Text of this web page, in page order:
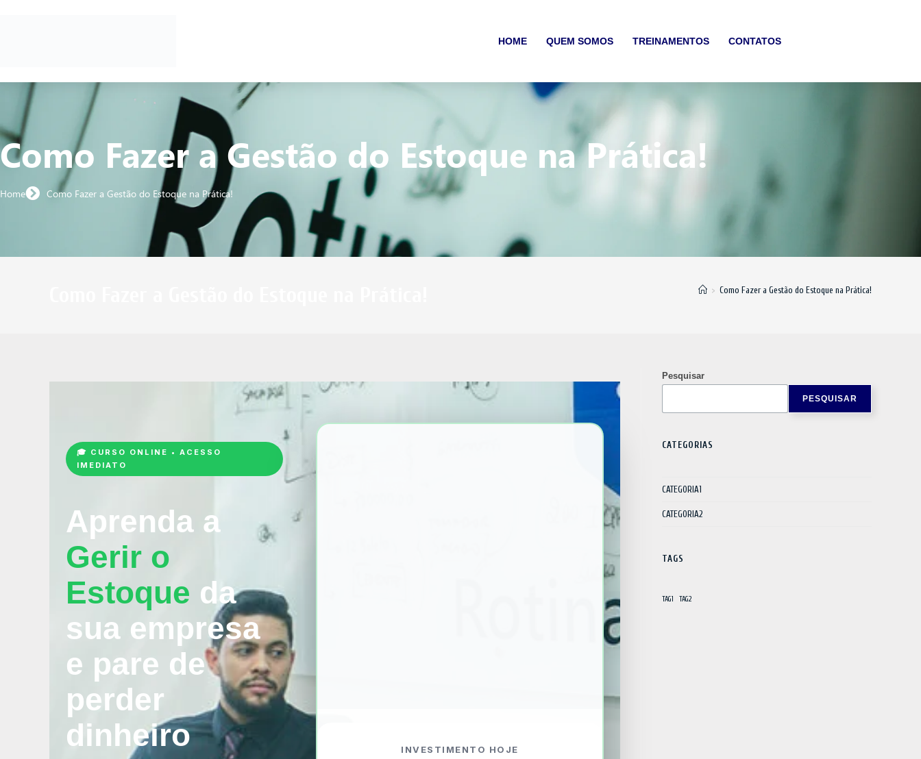
HOME QUEM SOMOS TREINAMENTOS CONTATOS
Como Fazer a Gestão do Estoque na Prática!
Home Como Fazer a Gestão do Estoque na Prática!
> Como Fazer a Gestão do Estoque na Prática!
Pesquisar
PESQUISAR
CATEGORIAS
CATEGORIA1
CATEGORIA2
TAGS
TAG1 TAG2
🎓 CURSO ONLINE • ACESSO
IMEDIATO
Aprenda a
Gerir o
Estoque da
sua empresa
e pare de
perder
dinheiro
INVESTIMENTO HOJE